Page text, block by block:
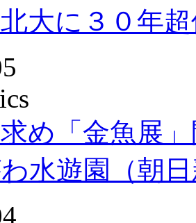
大に３０年
め「金魚展
水遊園（朝